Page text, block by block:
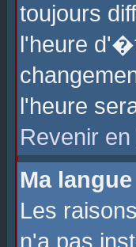
toujours
l'heure
l'heure
Revenir
Ma
Les
n'a pas